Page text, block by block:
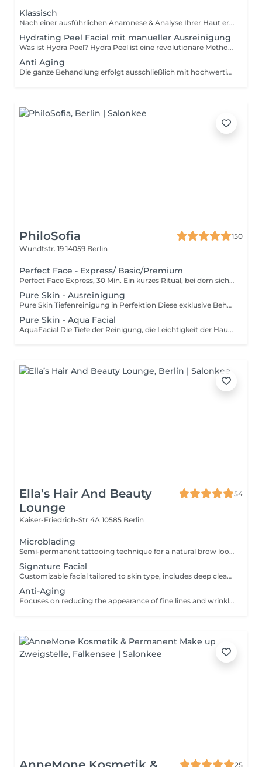
Klassisch
Nach einer ausführlichen Anamnese & Analyse Ihrer Haut erhalten Sie nach der Reinigung ein Peeling und eine intensive Ausreinigung. Danach erwartet Sie eine aktivierende Gesichtsmassage, der eine Wirkstoffmaske folgt die auf Ihre Haut abgestimmt wird. individuelle Beratung Hautbildanalyse und Anamnese Reinigung Peeling Ausreinigung wohltuende Gesichtsmassage abgestimmte Wirkstoffmaske Abschlusspflege Produktempfehlung/Beratung
Hydrating Peel Facial mit manueller Ausreinigung
Was ist Hydra Peel? Hydra Peel ist eine revolutionäre Methode zur Erschaffung einer glatten, strahlenden und verjüngten Haut, ohne Schmerzen und Ausfallzeit. In den vergangenen Jahren hat die Anwendung weltweit einen Siegeszug in anspruchsvollen Ästhetik-Instituten und Kliniken eingehalten. Stars wie Beyoncé, Ethan Hawke, Matthew McConaughey, Paris Hilton und viele mehr haben Ihre Haut bereits mit Hydra Peel behandeln lassen. Was ist das Besondere an der Hydra Peel Technologie? Die Hydra Peel Anwendung verbindet die intensive Pflege einer Spa - Behandlung mit den sichtbaren Erfolgen eines Hightech-Geräts. Die Technologie gehört zur Gruppe der sogenannten Hydradermabrasions - Geräte. Sie tragen die obersten Hautschüppchen unter Wasserzufuhr (Hydra) professionell und präzise ab (Dermabrasion). Das Hydra Peel geht dabei viel weiter als ein herkömmliches Hydrodermabrasion-Gerät. Die Behandlungsaufsätze erschaffen einzigartige Ergebnisse: Wirkstoffe werden in die Haut eingebracht, gleichzeitig tragen die Aufsätze überschüssige Hautschüppchen ab und eine Vakuumtechnik befreit verstopfte Follikelgänge und Poren schmerzfrei. Tiefenreinigung, Dermabrasion und schmerzfreie Ausreinigung bis hin zur Einbringung von Antioxidantien, Vitaminen und Hyaluronsäure bringen Ihre Haut zu einem einzigartigen "Glow".
Anti Aging
Die ganze Behandlung erfolgt ausschließlich mit hochwertigen Produkten von dermalogica mit unserer Age smart Serie. Smarte Skin Care, die mitdenkt! Nach einer ausführlichen Anamnese & Analyse Ihrer Haut erhalten Sie nach der Reinigung ein Peeling und eine intensive Ausreinigung. Danach erwartet Sie eine aktivierende Gesichtsmassage, der eine Wirkstoffmaske folgt die auf Ihre Haut abgestimmt wird. Für eine runde Sache empfehlen wir Ihnen nach der Abschlusspflege ein strahlendes Tages-Make-Up, das Sie gern als upgrate dazu buchen können. individuelle Beratung Hautbildanalyse und Anamnese Reinigung Peeling Ausreinigung wohltuende Gesichtsmassage abgestimmte Wirkstoffmaske Abschlusspflege Produktempfehlung/Beratung
PhiloSofia
150
Wundtstr. 19 14059 Berlin
Perfect Face - Express/ Basic/Premium
Perfect Face Express, 30 Min. Ein kurzes Ritual, bei dem sich deine Haut und unsere Expertise erstmals begegnen. Wir analysieren dein Hautbild im Dialog und schenken ihm eine *strahlende Klarheit*.Ein sanftes Enzympeeling löst abgestorbene Zellen, während eine aufhellende Maske den Weg für einen natürlichen Glow ebnet. Ideal für alle, die Zeit sparen, aber nicht auf die Pflege verzichten möchten. Ergebnis: Ein erfrischter Teint, als hätte die Haut ihren ersten Schluck Quellwasser getrunken. Perfect Face Basic, 60 Min. Hier wird Pflege zur Meditation. Eine gründliche Tiefenreinigung, eine feuchtigkeitsspendende Ampulle und eine achtsame Massage verschmelzen zu einem Ritual der Balance. Ergebnis: Feinporige, ausgewogene Haut, die in ihrer reinsten Form strahlt wie ein Spiegel des inneren Gleichgewichts. Perfect Face Premium,90 Min. Dieses umfassende Ritual für Gesicht, Hals und Dekolleté vereint Tiefenreinigung, ein FS Peeling, eine Ampulle und eine langgezogene Massage, die Verspannungen in Schwerelosigkeit auflöst. Den Abschluss bildet eine regenerierende Maske, die die Haut wie ein seidener Mantel umhüllt. Ergebnis: Straffe, revitalisierte Haut, die jugendliche Elastizität und eine *stille Ausstrahlung* zurückgewinnt als wäre die Zeit stehen geblieben.
Pure Skin - Ausreinigung
Pure Skin Tiefenreinigung in Perfektion Diese exklusive Behandlung wurde gemeinsam mit Dermatologen entwickelt und reinigt die Haut in mehreren präzisen Schritten: Nach einer sanften Reinigung folgt ein Enzym- oder Fruchtsäurepeeling, das abgestorbene Hautzellen löst und die Poren öffnet. Ein spezielles Gel bereitet die Haut auf die Tiefenreinigung mit dem Skinscrubber vor einem Ultraschallgerät, das Unreinheiten porentief und schonend entfernt. Ergänzend erfolgt eine manuelle Ausreinigung, inklusive Milienentfernung. Ein klärendes Wirkstoffserum reguliert die Talgproduktion und verfeinert die Poren. Zum Abschluss beruhigt eine Maske die Haut, wirkt desinfizierend und verleiht ein klares, ebenmäßiges Hautbild. Für alle, die reine Haut nicht nur sehen, sondern spüren wollen.
Pure Skin - Aqua Facial
AquaFacial Die Tiefe der Reinigung, die Leichtigkeit der Haut Eine Haut, die frei atmen kann, ist eine Haut, die strahlt. Unsere AquaFacial Behandlung vereint modernste Technologie mit fundierter Hautexpertise für eine porentiefe Reinigung, die sanft und zugleich höchst effektiv ist. Zunächst wird die Haut gründlich gereinigt und mit einem Enzym- oder Fruchtsäurepeeling vorbereitet. Diese lösen sanft abgestorbene Hautzellen, öffnen verstopfte Poren und schaffen Raum für neue Frische. Dann beginnt die tiefenwirksame Phase: Das AquaFacial-Gerät arbeitet mit Vakuum- und Wasserdruck, um Talg, Unreinheiten und Ablagerungen schonend aus der Haut zu lösen wie ein sanftes Aussaugen von allem, was die Haut beschwert. Die Haut fühlt sich befreit an rein, klar und aufnahmebereit. Nun folgt eine hochwirksame Feuchtigkeitsampulle, die die Haut intensiv nährt, beruhigt und ihr Elastizität verleiht. Zum Abschluss wird eine individuell abgestimmte Maske aufgetragen, die die Poren verfeinert, die Haut beruhigt und ihre natürliche Balance unterstützt. Das Ergebnis: Ein sichtbar geklärtes, feinporiges Hautbild frisch, ebenmäßig und voller Leuchtkraft. Weil wahre Schönheit nicht auf der Haut liegt sondern durch sie hindurchstrahlt
Ella’s Hair And Beauty
Lounge
54
Kaiser-Friedrich-Str 4A 10585 Berlin
Microblading
Semi-permanent tattooing technique for a natural brow look.
Signature Facial
Customizable facial tailored to skin type, includes deep cleansing, exfoliation, mask, and moisturizer. Benefits: revitalizes dull skin, deeply hydrates, and improves skin texture.
Anti-Aging
Focuses on reducing the appearance of fine lines and wrinkles with anti-aging products and techniques. Benefits: tightens skin, improves elasticity, and boosts collagen production.
25